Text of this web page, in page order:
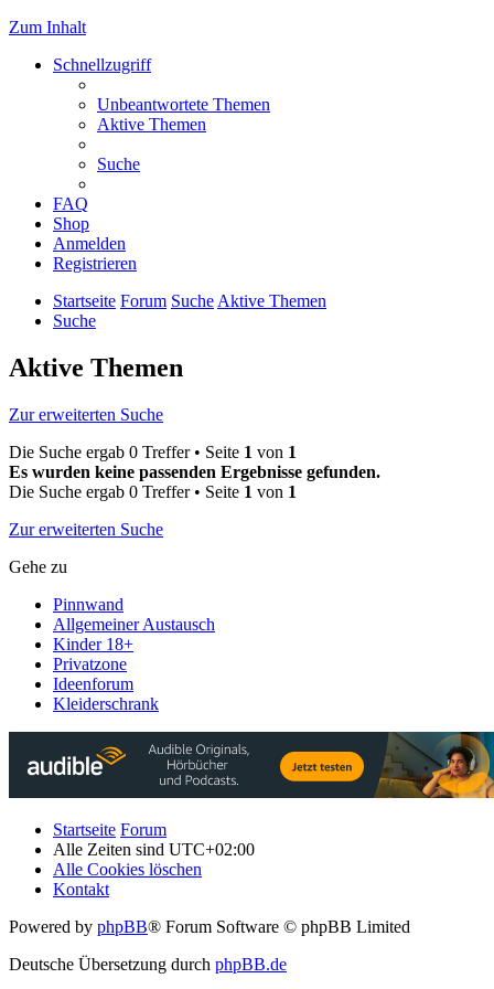
Zum Inhalt
Schnellzugriff
Unbeantwortete Themen
Aktive Themen
Suche
FAQ
Shop
Anmelden
Registrieren
Startseite Forum Suche Aktive Themen
Suche
Aktive Themen
Zur erweiterten Suche
Die Suche ergab 0 Treffer • Seite 1 von 1
Es wurden keine passenden Ergebnisse gefunden.
Die Suche ergab 0 Treffer • Seite 1 von 1
Zur erweiterten Suche
Gehe zu
Pinnwand
Allgemeiner Austausch
Kinder 18+
Privatzone
Ideenforum
Kleiderschrank
Startseite Forum
Alle Zeiten sind UTC+02:00
Alle Cookies löschen
Kontakt
Powered by phpBB® Forum Software © phpBB Limited
Deutsche Übersetzung durch phpBB.de